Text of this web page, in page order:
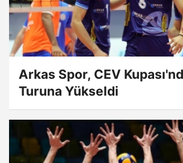
Arkas Spor, CEV
Turuna Yükseldi